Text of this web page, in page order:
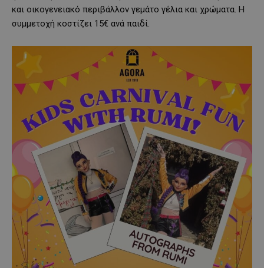
και οικογενειακό περιβάλλον γεμάτο γέλια και χρώματα. Η
συμμετοχή κοστίζει 15€ ανά παιδί.